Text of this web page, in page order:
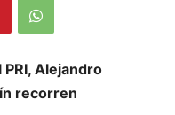
Alejandro
recorren